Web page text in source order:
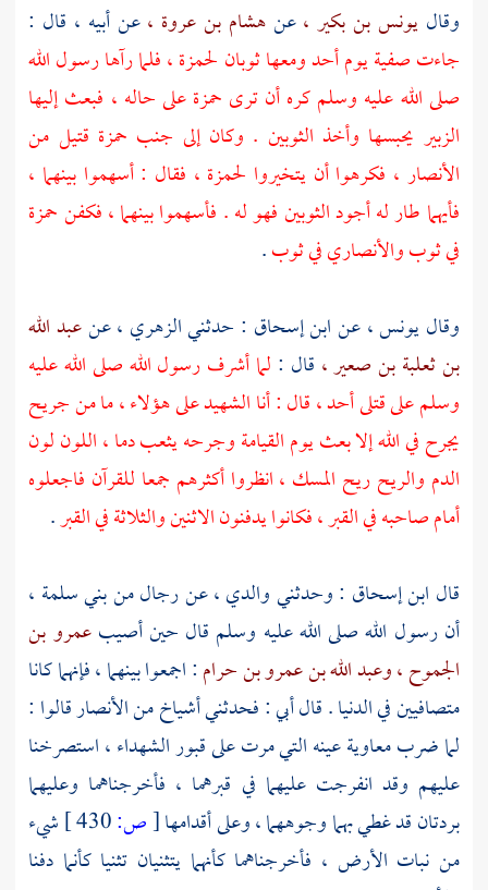
وقاليونس بن بكير ،عنهشام بن عروة ،عن أبيه ، قال :
جاءتصفيةيومأحدومعها ثوبان لحمزة ،فلما رآها رسول الله
صلى الله عليه وسلم كره أن ترى حمزةعلى حاله ، فبعث إليها
الزبير يحبسها وأخذ الثوبين . وكان إلى جنب حمزة قتيل من
الأنصار ، فكرهوا أن يتخيروا لحمزة ، فقال : أسهموا بينهما ،
فأيهما طار له أجود الثوبين فهو له . فأسهموا بينهما ، فكفنحمزة
في ثوب والأنصاري في ثوب.
وقاليونس ،عنابن إسحاق : حدثنيالزهري ،عنعبد الله
بن ثعلبة بن صعير ، قال : لما أشرف رسول الله صلى الله عليه
وسلم على قتلىأحد ،قال : أنا الشهيد على هؤلاء ، ما من جريح
يجرح في الله إلا بعث يوم القيامة وجرحه يثعب دما ، اللون لون
الدم والريح ريح المسك ، انظروا أكثرهم جمعا للقرآن فاجعلوه
أمام صاحبه في القبر ، فكانوا يدفنون الاثنين والثلاثة في القبر.
قال ابن إسحاق : وحدثني والدي ، عن رجال منبني سلمة ،
أن رسول الله صلى الله عليه وسلم قال حين أصيبعمرو بن
الجموح ،وعبد الله بن عمرو بن حرام: اجمعوا بينهما ، فإنهما كانا
متصافيين في الدنيا . قال أبي : فحدثني أشياخ منالأنصارقالوا :
لما ضربمعاويةعينه التي مرت على قبور الشهداء ، استصرخنا
عليهم وقد انفرجت عليهما في قبرهما ، فأخرجناهما وعليهما
بردتان قد غطي بهما وجوههما ، وعلى أقدامها[ص:
شيء
من نبات الأرض ، فأخرجناهما كأنهما يتثنيان تثنيا كأنما دفنا